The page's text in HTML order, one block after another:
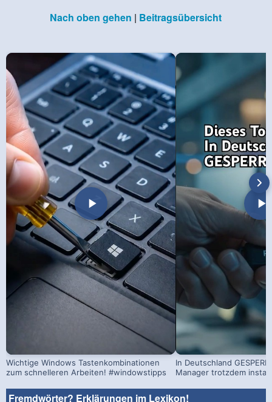
Nach oben gehen | Beitragsübersicht
Wichtige Windows Tastenkombinationen
zum schnelleren Arbeiten! #windowstipps
In Deutschland
Manager trotzdem
Fremdwörter? Erklärungen im Lexikon!